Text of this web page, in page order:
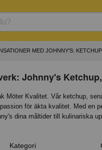
MED JOHNNY'S:
Johnny's
Möter Kvalitet. Vår ketchup,
för äkta kvalitet. Med en
dina måltider till kulinariska
Kategori